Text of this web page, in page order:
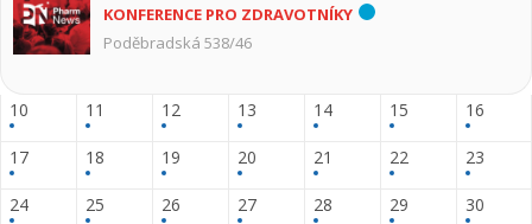
KONFERENCE PRO ZDRAVOTNÍKY
Poděbradská 538/46
10 11 12 13 14 15 16
17 18 19 20 21 22 23
24 25 26 27 28 29 30